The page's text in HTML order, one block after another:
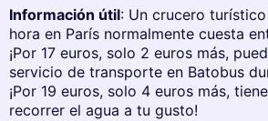
Información útil: Un crucero
hora en París normalmente cuesta
¡Por 17 euros, solo 2 euros más,
servicio de transporte en Batobus
¡Por 19 euros, solo 4 euros más,
recorrer el agua a tu gusto!